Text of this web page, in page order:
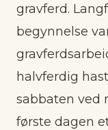
gravferd.
begynnelse
halvferdig
sabbaten ved
første dagen